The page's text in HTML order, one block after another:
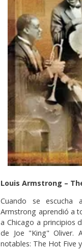
Louis Armstrong –
Cuando se escucha
Armstrong aprendió a
a Chicago a principios
de Joe "King" Oliver.
notables: The Hot Five